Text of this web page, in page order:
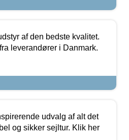
af den bedste kvalitet.
leverandører i Danmark.
udvalg af alt det
og sikker sejltur. Klik her